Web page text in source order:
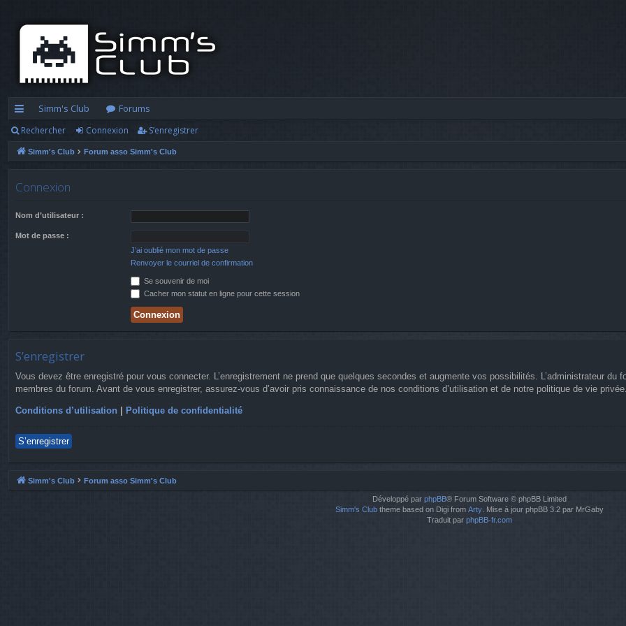
cc
ès
Simm's Club
Forums
Rechercher Connexion S’enregistrer
Simm's Club Forum asso Simm's Club
Connexion
Nom d’utilisateur :
Mot de passe :
J’ai oublié mon mot de passe
Renvoyer le courriel de confirmation
Se souvenir de moi
Cacher mon statut en ligne pour cette session
S’enregistrer
Vous devez être enregistré pour vous connecter. L’enregistrement ne prend que quelques secondes et augmente vos possibilités. L’administrateur
membres du forum. Avant de vous enregistrer, assurez-vous d’avoir pris connaissance de nos conditions d’utilisation et de notre politique de vie
Conditions d’utilisation | Politique de confidentialité
S’enregistrer
Simm's Club Forum asso Simm's Club
Développé par phpBB® Forum Software © phpBB Limited
Simm's Club theme based on Digi from Arty . Mise à jour phpBB 3.2 par MrGaby
Traduit par phpBB-fr.com